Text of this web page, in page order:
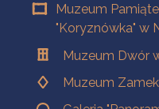
Muzeum
"Koryznówka" w
Muzeum Dwór
Muzeum